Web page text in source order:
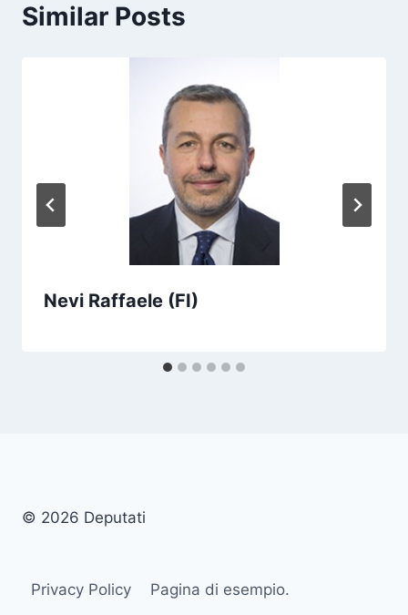
Similar Posts
Nevi Raffaele (FI)
© 2026 Deputati
Privacy Policy Pagina di esempio.